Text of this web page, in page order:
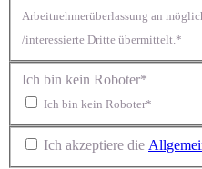
Arbeitnehmerüberlassung an
/interessierte Dritte übermittelt.*
Ich bin kein Roboter*
Ich bin kein Roboter*
Ich akzeptiere die